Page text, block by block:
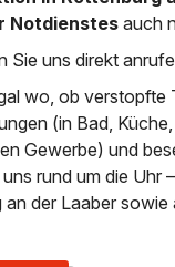
Notdienstes auch
Sie uns direkt
wo, ob verstopfte
(in Bad,
Gewerbe) und
rund um die
an der Laaber